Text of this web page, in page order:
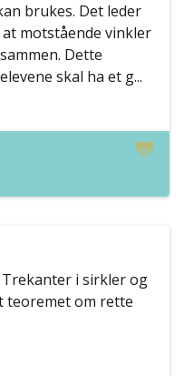
brukes. Det leder
motstående vinkler
Dette
skal ha et g...
i sirkler og
teoremet om rette